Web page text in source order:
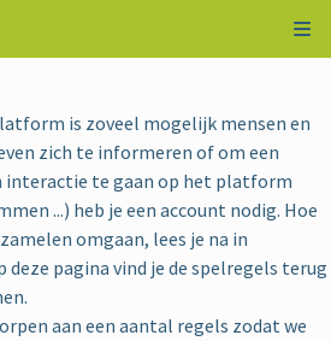
is zoveel mogelijk mensen en
zich te informeren of om een
interactie te gaan op het platform
...) heb je een account nodig. Hoe
omgaan, lees je na in
deze pagina vind je de spelregels terug
aan een aantal regels zodat we